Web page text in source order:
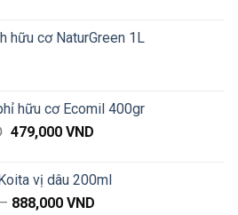
hữu cơ NaturGreen 1L
hữu cơ Ecomil 400gr
Giá
499,000 VND.
479,000 VNDGiá
là:
479,000 VND.
vị dâu 200ml
– 888,000 VND